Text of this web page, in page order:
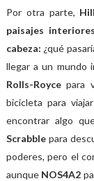
Por otra parte,
paisajes
cabeza: ¿qué
llegar a un mundo
Rolls-Roycepara
bicicleta para
encontrar algo
Scrabble para
poderes, pero el
aunque NOS4A2